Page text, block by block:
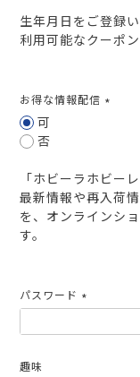
生年月日をご登録
利用可能なクーポ
お得な情報配信
可
否
「ホビーラホビー
最新情報や再入荷
を、オンラインシ
す。
パスワード
須)
趣味